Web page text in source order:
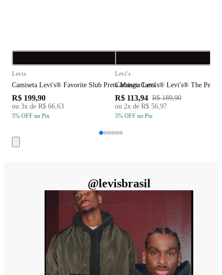
Levis
Camiseta Levi's® Favorite Slub Preta Manga Curta
R$ 199,90
ou 3x de R$ 66,63
5% OFF no Pix
Levi's
Camiseta Levi's® Levi's® The
R$ 113,94 R$ 189,90
ou 2x de R$ 56,97
5% OFF no Pix
@levisbrasil